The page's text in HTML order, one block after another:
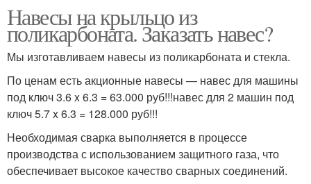
Сложные навесы Цвета для навесов
Навес из дерева Навес на даче
Навесы на крыльцо из
поликарбоната. Заказать навес?
Мы изготавливаем навесы из поликарбоната и стекла.
По ценам есть акционные навесы — навес для машины
под ключ 3.6 x 6.3 = 63.000 руб!!!навес для 2 машин под
ключ 5.7 x 6.3 = 128.000 руб!!!
Необходимая сварка выполняется в процессе
производства с использованием защитного газа, что
обеспечивает высокое качество сварных соединений.